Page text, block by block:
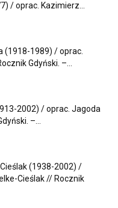
/ oprac. Kazimierz...
(1918-1989) / oprac.
Gdyński. –...
2002) / oprac. Jagoda
–...
(1938-2002) /
Cieślak // Rocznik